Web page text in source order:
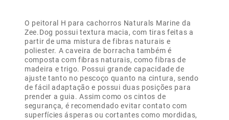
O peitoral H para cachorros Naturals Marine da
Zee.Dog possui textura macia, com tiras feitas a
partir de uma mistura de fibras naturais e
poliester. A caveira de borracha também é
composta com fibras naturais, como fibras de
madeira e trigo. Possui grande capacidade de
ajuste tanto no pescoço quanto na cintura, sendo
de fácil adaptação e possui duas posições para
prender a guia. Assim como os cintos de
segurança, é recomendado evitar contato com
superfícies ásperas ou cortantes como mordidas,